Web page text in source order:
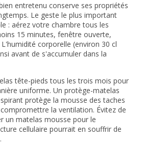
entretenu conserve ses propriétés
Le geste le plus important
: aérez votre chambre tous les
15 minutes, fenêtre ouverte,
corporelle (environ 30 cl
avant de s'accumuler dans la
tête-pieds tous les trois mois pour
uniforme. Un protège-matelas
protège la mousse des taches
la ventilation. Évitez de
un matelas mousse pour le
cellulaire pourrait en souffrir de